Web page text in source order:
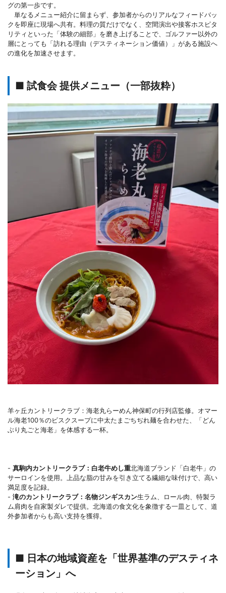
グの第一歩です。
単なるメニュー紹介に留まらず、参加者からのリアルなフィードバッ
クを即座に現場へ共有。料理の質だけでなく、空間演出や接客ホスピタ
リティといった「体験の細部」を磨き上げることで、ゴルファー以外の
層にとっても「訪れる理由（デスティネーション価値）」がある施設へ
の進化を加速させます。
■ 試食会 提供メニュー（一部抜粋）
羊ヶ丘カントリークラブ：海老丸らーめん神保町の行列店監修。オマー
ル海老100％のビスクスープに中太たまごちぢれ麺を合わせた、「どん
ぶり丸ごと海老」を体感する一杯。
- 真駒内カントリークラブ：白老牛めし重北海道ブランド「白老牛」の
サーロインを使用。上品な脂の甘みを引き立てる繊細な味付けで、高い
満足度を記録。
- 滝のカントリークラブ：名物ジンギスカン生ラム、ロール肉、特製ラ
ム肩肉を自家製ダレで提供。北海道の食文化を象徴する一皿として、道
外参加者からも高い支持を獲得。
■ 日本の地域資産を「世界基準のデスティネ
ーション」へ